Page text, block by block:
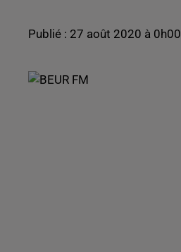
Publié : 27 août 2020 à 0h00